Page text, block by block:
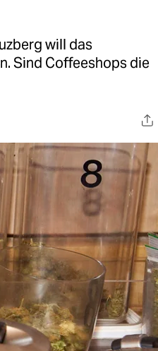
will das
Sind Coffeeshops die